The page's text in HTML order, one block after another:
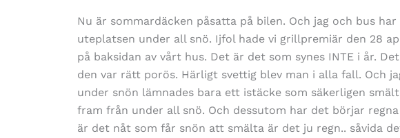
Nu är sommardäcken påsatta på bilen. Och jag och bus
uteplatsen under all snö. Ijfol hade vi grillpremiär den 28
på baksidan av vårt hus. Det är det som synes INTE i år.
den var rätt porös. Härligt svettig blev man i alla fall. Och
under snön lämnades bara ett istäcke som säkerligen
fram från under all snö. Och dessutom har det börjar
är det nåt som får snön att smälta är det ju regn.. såvida